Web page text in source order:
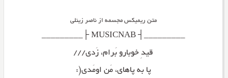
متن ریمیکس مجسمه از ناصر زینلی
_________┤ MUSICNAB ├_________
قیدِ خوبارو بَرام، زَدی///
پا به پاهای، مَن اومَدی(: